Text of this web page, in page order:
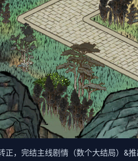
，完结主线剧情（数个大结局）&